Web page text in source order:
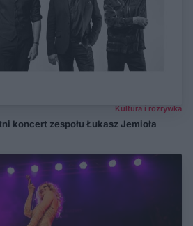
Kultura i rozrywka
koncert zespołu Łukasz Jemioła